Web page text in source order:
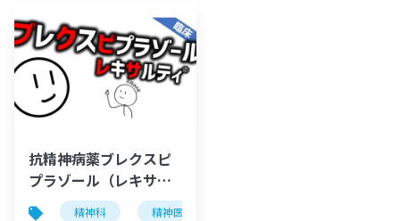
抗精神病薬ブレクスピ
プラゾール（レキサル
ティ）精神科 精神医学